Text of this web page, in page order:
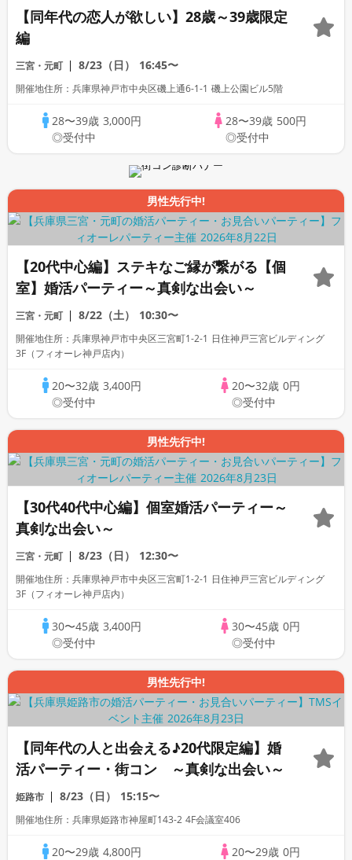
【同年代の恋人が欲しい】28歳～39歳限定
編
三宮・元町 8/23（日） 16:45〜
開催地住所：兵庫県神戸市中央区磯上通6-1-1 磯上公園ビル5階
28〜39歳 3,000円
◎受付中
28〜39歳 500円
◎受付中
男性先行中!
【20代中心編】ステキなご縁が繋がる【個
室】婚活パーティー～真剣な出会い～
三宮・元町 8/22（土） 10:30〜
開催地住所：兵庫県神戸市中央区三宮町1-2-1 日住神戸三宮ビルディング
3F（フィオーレ神戸店内）
20〜32歳 3,400円
◎受付中
20〜32歳 0円
◎受付中
男性先行中!
【30代40代中心編】個室婚活パーティー～
真剣な出会い～
三宮・元町 8/23（日） 12:30〜
開催地住所：兵庫県神戸市中央区三宮町1-2-1 日住神戸三宮ビルディング
3F（フィオーレ神戸店内）
30〜45歳 3,400円
◎受付中
30〜45歳 0円
◎受付中
男性先行中!
【同年代の人と出会える♪20代限定編】婚
活パーティー・街コン ～真剣な出会い～
姫路市 8/23（日） 15:15〜
開催地住所：兵庫県姫路市神屋町143-2 4F会議室406
20〜29歳 4,800円
20〜29歳 0円